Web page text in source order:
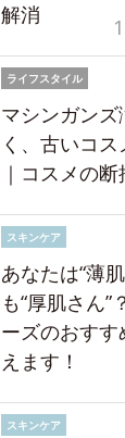
解消
ライフスタイル
マシンガン
く、古いコ
｜コスメの
スキンケア
あなたは“薄
も“厚肌さん”
ーズのおす
えます！
スキンケア